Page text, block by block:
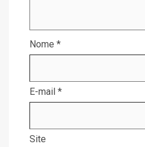
Nome *
E-mail *
Site